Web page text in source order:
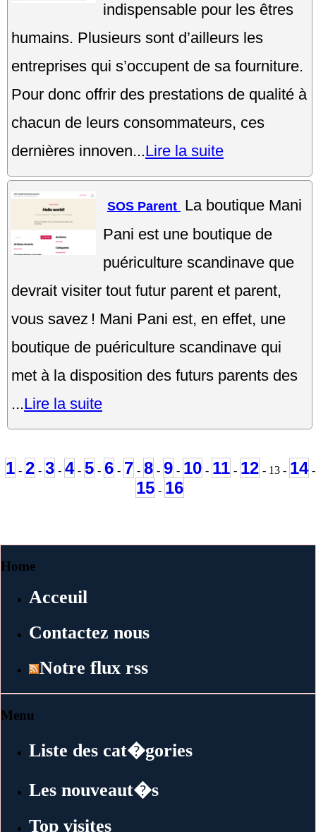
indispensable pour les êtres
humains. Plusieurs sont d’ailleurs les
entreprises qui s’occupent de sa fourniture.
Pour donc offrir des prestations de qualité à
chacun de leurs consommateurs, ces
dernières innoven...Lire la suite
SOS Parent La boutique Mani
Pani est une boutique de
puériculture scandinave que
devrait visiter tout futur parent et parent,
vous savez ! Mani Pani est, en effet, une
boutique de puériculture scandinave qui
met à la disposition des futurs parents des
...Lire la suite
1 - 2 - 3 - 4- 5 - 6 - 7 - 8 - 9 - 10 - 11 - 12 - 13 - 14-
15 - 16
Home
Acceuil
Contactez nous
Notre flux rss
Menu
Liste des cat�gories
Les nouveaut�s
Top visites